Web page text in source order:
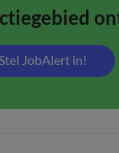
JobAlert in!